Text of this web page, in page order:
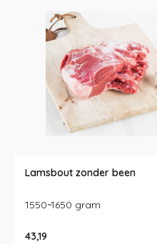
Lamsbout zonder been
1550~1650 gram
43,19